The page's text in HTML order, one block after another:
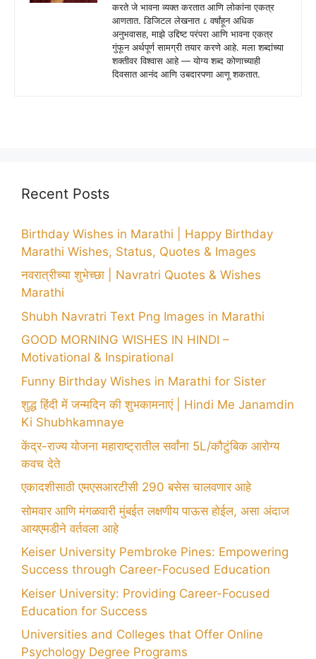
करते जे भावना व्यक्त करतात आणि लोकांना एकत्र
आणतात. डिजिटल लेखनात ८ वर्षांहून अधिक
अनुभवासह, माझे उद्दिष्ट परंपरा आणि भावना एकत्र
गुंफून अर्थपूर्ण सामग्री तयार करणे आहे. मला शब्दांच्या
शक्तीवर विश्वास आहे — योग्य शब्द कोणाच्याही
दिवसात आनंद आणि उबदारपणा आणू शकतात.
Recent Posts
Birthday Wishes in Marathi | Happy Birthday
Marathi Wishes, Status, Quotes & Images
नवरात्रीच्या शुभेच्छा | Navratri Quotes & Wishes
Marathi
Shubh Navratri Text Png Images in Marathi
GOOD MORNING WISHES IN HINDI –
Motivational & Inspirational
Funny Birthday Wishes in Marathi for Sister
शुद्ध हिंदी में जन्मदिन की शुभकामनाएं | Hindi Me Janamdin
Ki Shubhkamnaye
केंद्र-राज्य योजना महाराष्ट्रातील सर्वांना 5L/कौटुंबिक आरोग्य
कवच देते
एकादशीसाठी एमएसआरटीसी 290 बसेस चालवणार आहे
सोमवार आणि मंगळवारी मुंबईत लक्षणीय पाऊस होईल, असा अंदाज
आयएमडीने वर्तवला आहे
Keiser University Pembroke Pines: Empowering
Success through Career-Focused Education
Keiser University: Providing Career-Focused
Education for Success
Universities and Colleges that Offer Online
Psychology Degree Programs